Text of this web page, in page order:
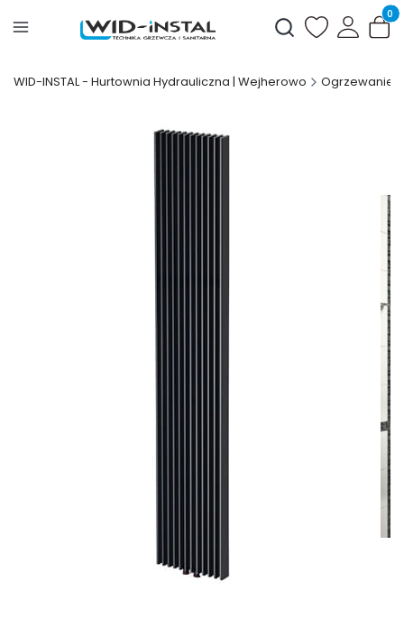
Otwórz
WID-INSTAL - Hurtownia Hydrauliczna | Wejherowo Ogrzewanie